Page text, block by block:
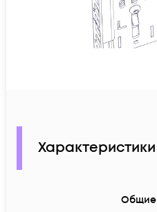
Характеристики
Общие